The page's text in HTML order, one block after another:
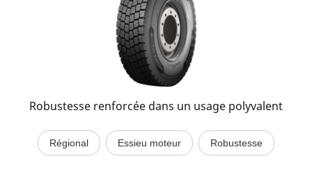
Robustesse renforcée dans un usage polyvalent
Régional Essieu moteur Robustesse